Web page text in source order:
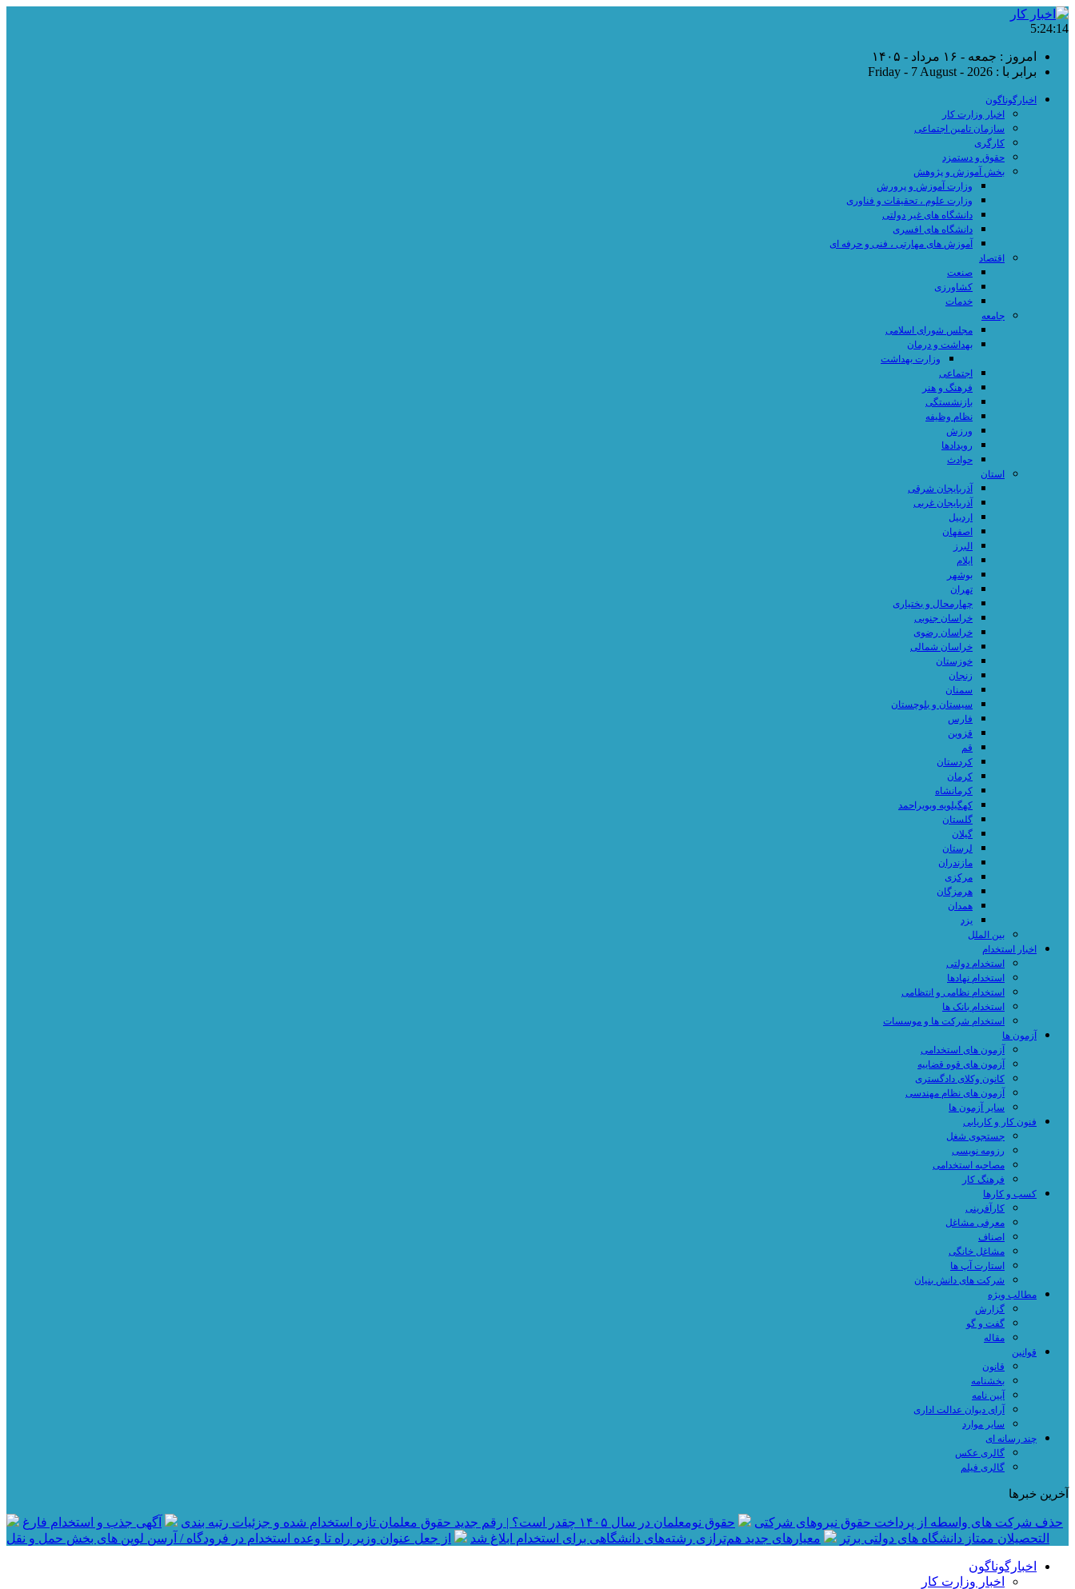
5:24:15
امروز : جمعه - ۱۶ مرداد - ۱۴۰۵
برابر با : Friday - 7 August - 2026
اخبارگوناگون
اخبار وزارت کار
سازمان تامین اجتماعی
کارگری
حقوق و دستمزد
بخش آموزش و پژوهش
وزارت آموزش و پرورش
وزارت علوم ، تحقیقات و فناوری
دانشگاه های غیر دولتی
دانشگاه های افسری
آموزش های مهارتی ، فنی و حرفه ای
اقتصاد
صنعت
کشاورزی
خدمات
جامعه
مجلس شورای اسلامی
بهداشت و درمان
وزارت بهداشت
اجتماعی
فرهنگ و هنر
بازنشستگی
نظام وظیفه
ورزش
رویدادها
حوادث
استان
آذربایجان شرقی
آذربایجان غربی
اردبیل
اصفهان
البرز
ایلام
بوشهر
تهران
چهارمحال و بختیاری
خراسان جنوبی
خراسان رضوی
خراسان شمالی
خوزستان
زنجان
سمنان
سیستان و بلوچستان
فارس
قزوین
قم
کردستان
کرمان
کرمانشاه
کهگیلویه وبویراحمد
گلستان
گیلان
لرستان
مازندران
مرکزی
هرمزگان
همدان
یزد
بین الملل
اخبار استخدام
استخدام دولتی
استخدام نهادها
استخدام نظامی و انتظامی
استخدام بانک ها
استخدام شرکت ها و موسسات
آزمون ها
آزمون های استخدامی
آزمون های قوه قضاییه
کانون وکلای دادگستری
آزمون های نظام مهندسی
سایر آزمون ها
فنون کار و کاریابی
جستجوی شغل
رزومه نویسی
مصاحبه استخدامی
فرهنگ کار
کسب و کارها
کارآفرینی
معرفی مشاغل
اصناف
مشاغل خانگی
استارت آپ ها
شرکت های دانش بنیان
مطالب ویژه
گزارش
گفت و گو
مقاله
قوانین
قانون
بخشنامه
آیین نامه
آرای دیوان عدالت اداری
سایر موارد
چند رسانه ای
گالری عکس
گالری فیلم
آخرین خبرها
حذف شرکت های واسطه از پرداخت حقوق نیروهای شرکتی حقوق نومعلمان در سال ۱۴۰۵ چقدر است؟ | رقم جدید حقوق معلمان تازه استخدام شده و جزئیات رتبه بندی
آگهی جذب و استخدام فارغ
التحصیلان ممتاز دانشگاه های دولتی برتر
معیار‌های جدید هم‌ترازی رشته‌های دانشگاهی برای استخدام ابلاغ شد از جعل عنوان وزیر راه تا وعده استخدام در فرودگاه / آرسن لوپن های بخش حمل و نقل
اخبارگوناگون
اخبار وزارت کار